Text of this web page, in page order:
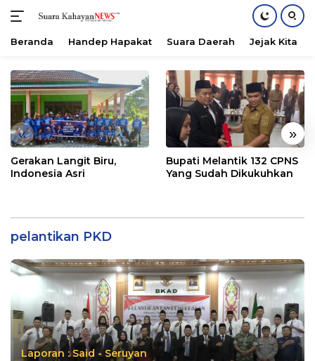
konten
Beranda Handep Hapakat Suara Daerah Jejak Kita
« »
Gerakan Langit Biru,
Indonesia Asri
Bupati Melantik 132 CPNS
Yang Sudah Dikukuhkan
pelantikan PKD
Laporan : Said - Seruyan